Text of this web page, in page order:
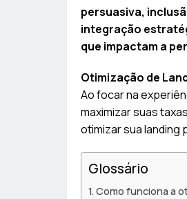
persuasiva,
integração
que impactam a
Otimização de
Ao focar na
maximizar suas
otimizar sua landing
Glossário
Como funciona a